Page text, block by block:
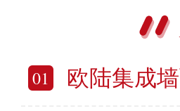
01 欧陆集成墙面